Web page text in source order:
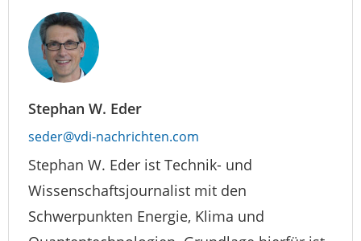
Stephan W. Eder
seder@vdi-nachrichten.com
Stephan W. Eder ist Technik- und
Wissenschaftsjournalist mit den
Schwerpunkten Energie, Klima und